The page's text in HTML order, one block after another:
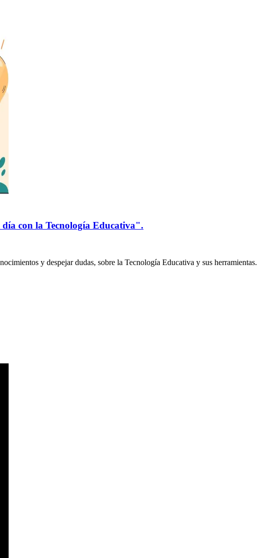
con la Tecnología Educativa".
y despejar dudas, sobre la Tecnología Educativa y sus herramientas.